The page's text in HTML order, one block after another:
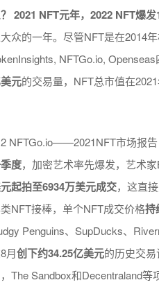
2021 NFT元年，2022 NFT爆发
大众的一年。尽管NFT是在2014
NFTGo.io,
元的交易量，NFT总市值在
NFTGo.io——2021NFT市场报告
度，加密艺术率先爆发，艺术
起拍至6934万美元成交，这直
NFT接棒，单个NFT成交价格持
Penguins、SupDucks、
月创下约34.25亿美元的历史交
The Sandbox和Decentraland等